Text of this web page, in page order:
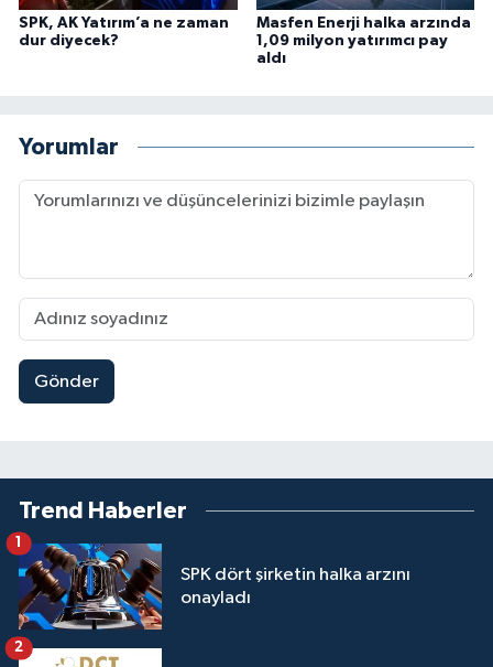
SPK, AK Yatırım’a ne zaman
dur diyecek?
Masfen Enerji halka arzında
1,09 milyon yatırımcı pay
aldı
Yorumlar
Gönder
Trend Haberler
SPK dört şirketin halka arzını
onayladı
1
2